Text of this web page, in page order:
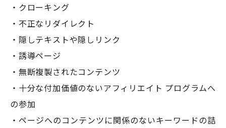
・クローキング
・不正なリダイレクト
・隠しテキストや隠しリンク
・誘導ページ
・無断複製されたコンテンツ
・十分な付加価値のないアフィリエイト プログラムへ
の参加
・ページへのコンテンツに関係のないキーワードの詰